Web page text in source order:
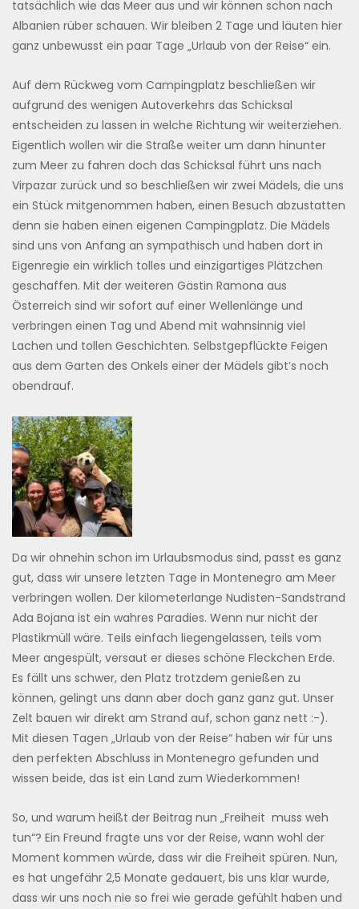
tatsächlich wie das Meer aus und wir können schon nach
Albanien rüber schauen. Wir bleiben 2 Tage und läuten hier
ganz unbewusst ein paar Tage „Urlaub von der Reise“ ein.
Auf dem Rückweg vom Campingplatz beschließen wir
aufgrund des wenigen Autoverkehrs das Schicksal
entscheiden zu lassen in welche Richtung wir weiterziehen.
Eigentlich wollen wir die Straße weiter um dann hinunter
zum Meer zu fahren doch das Schicksal führt uns nach
Virpazar zurück und so beschließen wir zwei Mädels, die uns
ein Stück mitgenommen haben, einen Besuch abzustatten
denn sie haben einen eigenen Campingplatz. Die Mädels
sind uns von Anfang an sympathisch und haben dort in
Eigenregie ein wirklich tolles und einzigartiges Plätzchen
geschaffen. Mit der weiteren Gästin Ramona aus
Österreich sind wir sofort auf einer Wellenlänge und
verbringen einen Tag und Abend mit wahnsinnig viel
Lachen und tollen Geschichten. Selbstgepflückte Feigen
aus dem Garten des Onkels einer der Mädels gibt’s noch
obendrauf.
Da wir ohnehin schon im Urlaubsmodus sind, passt es ganz
gut, dass wir unsere letzten Tage in Montenegro am Meer
verbringen wollen. Der kilometerlange Nudisten-Sandstrand
Ada Bojana ist ein wahres Paradies. Wenn nur nicht der
Plastikmüll wäre. Teils einfach liegengelassen, teils vom
Meer angespült, versaut er dieses schöne Fleckchen Erde.
Es fällt uns schwer, den Platz trotzdem genießen zu
können, gelingt uns dann aber doch ganz ganz gut. Unser
Zelt bauen wir direkt am Strand auf, schon ganz nett :-).
Mit diesen Tagen „Urlaub von der Reise“ haben wir für uns
den perfekten Abschluss in Montenegro gefunden und
wissen beide, das ist ein Land zum Wiederkommen!
So, und warum heißt der Beitrag nun „Freiheit muss weh
tun“? Ein Freund fragte uns vor der Reise, wann wohl der
Moment kommen würde, dass wir die Freiheit spüren. Nun,
es hat ungefähr 2,5 Monate gedauert, bis uns klar wurde,
dass wir uns noch nie so frei wie gerade gefühlt haben und